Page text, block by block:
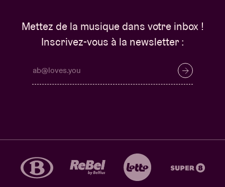
Mettez de la musique dans votre inbox !
Inscrivez-vous à la newsletter :